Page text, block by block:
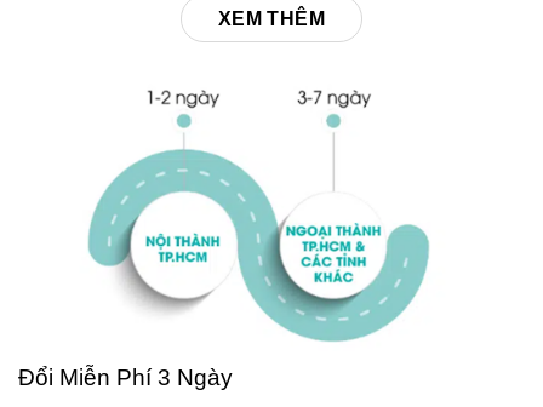
XEM THÊM
Đổi Miễn Phí 3 Ngày